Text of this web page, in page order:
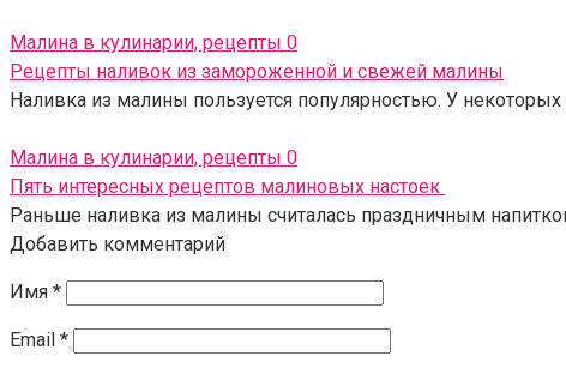
Малина в кулинарии, рецепты 0
Рецепты наливок из замороженной и свежей малины
Наливка из малины пользуется популярностью. У
Малина в кулинарии, рецепты 0
Пять интересных рецептов малиновых настоек
Раньше наливка из малины считалась праздничным
Добавить комментарий
Имя *
Email *